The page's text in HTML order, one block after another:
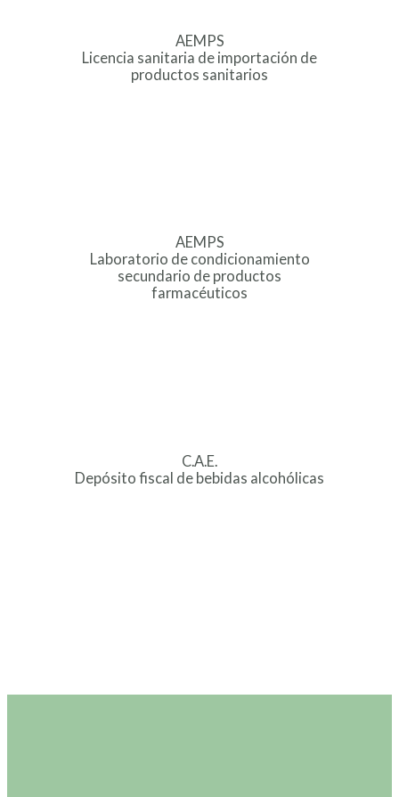
AEMPS
Licencia sanitaria de importación de
productos sanitarios
AEMPS
Laboratorio de condicionamiento
secundario de productos
farmacéuticos
C.A.E.
Depósito fiscal de bebidas alcohólicas